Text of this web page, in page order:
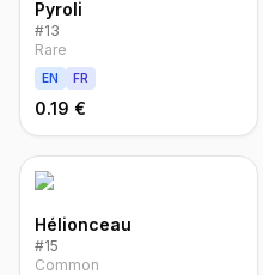
Pyroli
#13
Rare
EN FR
0.19 €
Hélionceau
#15
Common